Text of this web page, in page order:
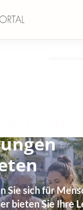
Sie sich für
bieten Sie Ihre